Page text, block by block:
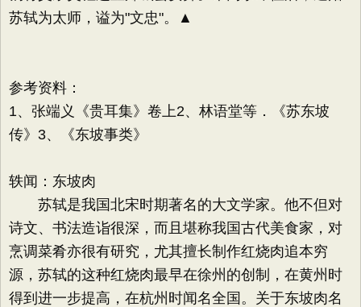
苏轼为太师，谥为"文忠"。▲
参考资料：
1、张端义《贵耳集》卷上2、林语堂等．《苏东坡
传》3、《东坡事类》
轶闻：东坡肉
苏轼是我国北宋时期著名的大文学家。他不但对
诗文、书法造诣很深，而且堪称我国古代美食家，对
烹调菜肴亦很有研究，尤其擅长制作红烧肉追本穷
源，苏轼的这种红烧肉最早在徐州的创制，在黄州时
得到进一步提高，在杭州时闻名全国。关于东坡肉名